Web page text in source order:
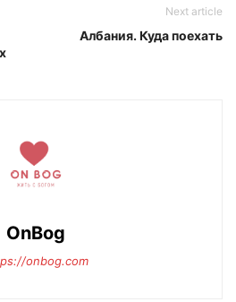
Next article
Албания. Куда поехать
OnBog
onbog.com